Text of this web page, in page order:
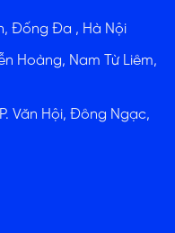
Đống Đa , Hà Nội
Hoàng, Nam Từ Liêm,
Văn Hội, Đông Ngạc,